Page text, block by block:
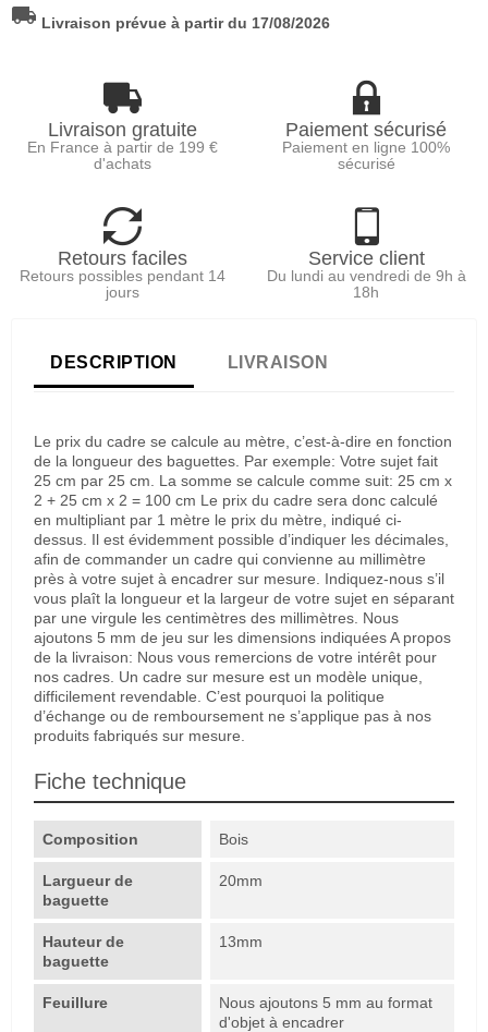
local_shipping Livraison prévue à partir du 17/08/2026
Livraison gratuite
En France à partir de 199 €
d'achats
Paiement sécurisé
Paiement en ligne 100%
sécurisé
Retours faciles
Retours possibles pendant 14
jours
Service client
Du lundi au vendredi de 9h à
18h
DESCRIPTION LIVRAISON
Le prix du cadre se calcule au mètre, c’est-à-dire en fonction
de la longueur des baguettes. Par exemple: Votre sujet fait
25 cm par 25 cm. La somme se calcule comme suit: 25 cm x
2 + 25 cm x 2 = 100 cm Le prix du cadre sera donc calculé
en multipliant par 1 mètre le prix du mètre, indiqué ci-
dessus. Il est évidemment possible d’indiquer les décimales,
afin de commander un cadre qui convienne au millimètre
près à votre sujet à encadrer sur mesure. Indiquez-nous s’il
vous plaît la longueur et la largeur de votre sujet en séparant
par une virgule les centimètres des millimètres. Nous
ajoutons 5 mm de jeu sur les dimensions indiquées A propos
de la livraison: Nous vous remercions de votre intérêt pour
nos cadres. Un cadre sur mesure est un modèle unique,
difficilement revendable. C’est pourquoi la politique
d’échange ou de remboursement ne s’applique pas à nos
produits fabriqués sur mesure.
Fiche technique
Composition Bois
Largueur de
baguette
20mm
Hauteur de
baguette
13mm
Feuillure
Nous ajoutons 5 mm au format
d'objet à encadrer